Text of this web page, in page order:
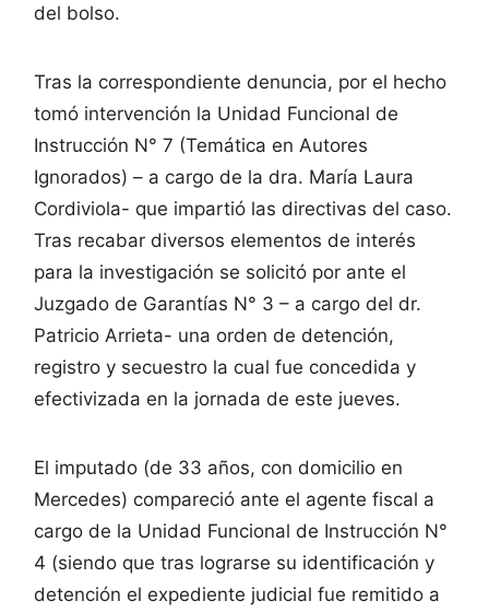
del bolso.
Tras la correspondiente denuncia, por el hecho
tomó intervención la Unidad Funcional de
Instrucción N° 7 (Temática en Autores
Ignorados) – a cargo de la dra. María Laura
Cordiviola- que impartió las directivas del caso.
Tras recabar diversos elementos de interés
para la investigación se solicitó por ante el
Juzgado de Garantías N° 3 – a cargo del dr.
Patricio Arrieta- una orden de detención,
registro y secuestro la cual fue concedida y
efectivizada en la jornada de este jueves.
El imputado (de 33 años, con domicilio en
Mercedes) compareció ante el agente fiscal a
cargo de la Unidad Funcional de Instrucción N°
4 (siendo que tras lograrse su identificación y
detención el expediente judicial fue remitido a